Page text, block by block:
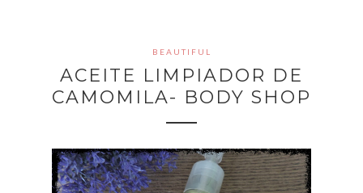
BEAUTIFUL
ACEITE LIMPIADOR DE
CAMOMILA- BODY SHOP